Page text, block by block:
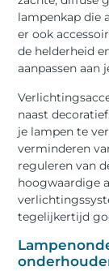
lampenkap die
er ook
de helderheid
aanpassen aan
naast
je lampen te
verminderen
reguleren van
hoogwaardige
tegelijkertijd